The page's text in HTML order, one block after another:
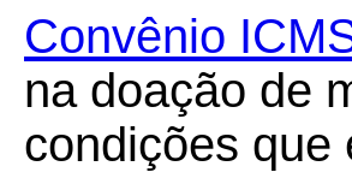
Convênio
na doação de
condições que